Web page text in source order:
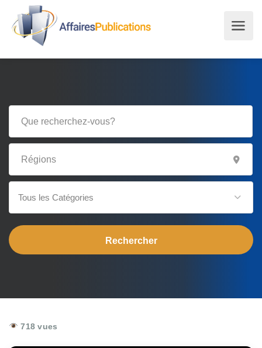
Tous les Catégories
718 vues